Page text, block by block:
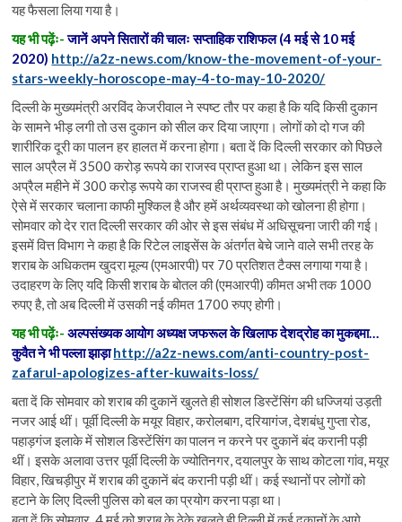
यह फैसला लिया गया है।
यह भी पढ़ेंः-जानें अपने सितारों की चालः सप्ताहिक राशिफल (4 मई से 10 मई
2020) http://a2z-news.com/know-the-movement-of-your-
stars-weekly-horoscope-may-4-to-may-10-2020/
दिल्ली के मुख्यमंत्री अरविंद केजरीवाल ने स्पष्ट तौर पर कहा है कि यदि किसी दुकान
के सामने भीड़ लगी तो उस दुकान को सील कर दिया जाएगा। लोगों को दो गज की
शारीरिक दूरी का पालन हर हालत में करना होगा। बता दें कि दिल्ली सरकार को पिछले
साल अप्रैल में 3500 करोड़ रूपये का राजस्व प्राप्त हुआ था। लेकिन इस साल
अप्रैल महीने में 300 करोड़ रूपये का राजस्व ही प्राप्त हुआ है। मुख्यमंत्री ने कहा कि
ऐसे में सरकार चलाना काफी मुश्किल है और हमें अर्थव्यवस्था को खोलना ही होगा।
सोमवार को देर रात दिल्ली सरकार की ओर से इस संबंध में अधिसूचना जारी की गई।
इसमें वित्त विभाग ने कहा है कि रिटेल लाइसेंस के अंतर्गत बेचे जाने वाले सभी तरह के
शराब के अधिकतम खुदरा मूल्य (एमआरपी) पर 70 प्रतिशत टैक्स लगाया गया है।
उदाहरण के लिए यदि किसी शराब के बोतल की (एमआरपी) कीमत अभी तक 1000
रुपए है, तो अब दिल्ली में उसकी नई कीमत 1700 रुपए होगी।
यह भी पढ़ेंः-अल्पसंख्यक आयोग अध्यक्ष जफरूल के खिलाफ देशद्रोह का मुकद्दमा…
कुवैत ने भी पल्ला झाड़ाhttp://a2z-news.com/anti-country-post-
zafarul-apologizes-after-kuwaits-loss/
बता दें कि सोमवार को शराब की दुकानें खुलते ही सोशल डिस्टेंसिंग की धज्जियां उड़ती
नजर आई थीं। पूर्वी दिल्ली के मयूर विहार, करोलबाग, दरियागंज, देशबंधु गुप्ता रोड,
पहाड़गंज इलाके में सोशल डिस्टेंसिंग का पालन न करने पर दुकानें बंद करानी पड़ी
थीं। इसके अलावा उत्तर पूर्वी दिल्ली के ज्योतिनगर, दयालपुर के साथ कोटला गांव, मयूर
विहार, खिचड़ीपुर में शराब की दुकानें बंद करानी पड़ी थीं। कई स्थानों पर लोगों को
हटाने के लिए दिल्ली पुलिस को बल का प्रयोग करना पड़ा था।